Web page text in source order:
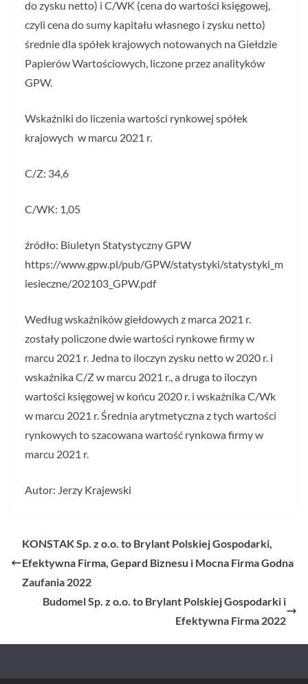
do zysku netto) i C/WK (cena do wartości księgowej,
czyli cena do sumy kapitału własnego i zysku netto)
średnie dla spółek krajowych notowanych na Giełdzie
Papierów Wartościowych, liczone przez analityków
GPW.
Wskaźniki do liczenia wartości rynkowej spółek
krajowych w marcu 2021 r.
C/Z: 34,6
C/WK: 1,05
źródło: Biuletyn Statystyczny GPW
https://www.gpw.pl/pub/GPW/statystyki/statystyki_m
iesieczne/202103_GPW.pdf
Według wskaźników giełdowych z marca 2021 r.
zostały policzone dwie wartości rynkowe firmy w
marcu 2021 r. Jedna to iloczyn zysku netto w 2020 r. i
wskaźnika C/Z w marcu 2021 r., a druga to iloczyn
wartości księgowej w końcu 2020 r. i wskaźnika C/Wk
w marcu 2021 r. Średnia arytmetyczna z tych wartości
rynkowych to szacowana wartość rynkowa firmy w
marcu 2021 r.
Autor: Jerzy Krajewski
KONSTAK Sp. z o.o. to Brylant Polskiej Gospodarki,
Efektywna Firma, Gepard Biznesu i Mocna Firma Godna
Zaufania 2022
Budomel Sp. z o.o. to Brylant Polskiej Gospodarki i
Efektywna Firma 2022